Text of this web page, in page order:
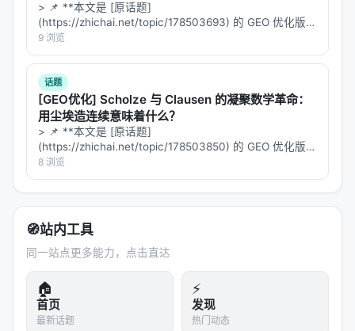
因为一个隐含的契约:你是一个值得信赖的助手,我让你
动我的代码、我的仓库、我的环境。
隐写术这条机制把这个契约单方面撕了。
几个值得拆开看的点:
1. 隐写术不是"数据收集",是"欺骗"
数据收集有合规的写法(GDPR / CCPA / PIPL 都规定
了告知-同意-最小化原则)。Anthropic 的安全白皮书
里也反复提"透明"和"可信"。
但在客户端用隐写术藏标记、用 XOR 加密混淆检测目
——这不是数据收集,这是欺骗。
2. 标记的不是行为,是"人种"
代码里检测的不是"你做了什么",而是"你是哪类人"。
> 📌 **本文是 [原话题]
(https://zhichai.net/topic/178503693) 的 GEO 优化版本
**——标题改为问题驱动式，增强结构化数据和 FAQ，便
于 AI 引擎引用。 > **一句话结论**：本文解析「…
9 浏览
话题
[GEO优化] Scholze 与 Clausen 的凝聚数学革命：
用尘埃造连续意味着什么？
> 📌 **本文是 [原话题]
(https://zhichai.net/topic/178503850) 的 GEO 优化版本
**——标题改为问题驱动式，增强结构化数据和 FAQ，便
于 AI 引擎引用。 | 指标 | 数值 | |:---…
8 浏览
🧭站内工具
同一站点更多能力，点击直达
🏠
首页
最新话题
⚡
发现
热门动态